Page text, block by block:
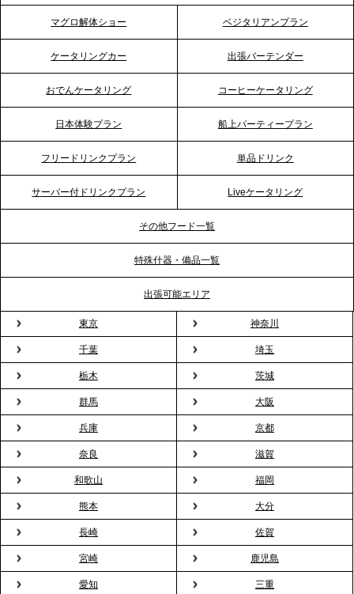
2026.4.21
プレスリリースのご案内｜「温かな食」が会話のス
イッチに。新入社員研修で《食体験としてのケータ
プレスリリースのご案内｜ケータリングのセカンド
テーブル、横浜事務所を新設。神奈川エリアのサー
ビス提供体制を強化し、質の高い「場づくり」をサ
TBS「Nスタ」で、2ndTable「1DISH」の花見オー
ドブルが紹介されました
2026.3.23
プレスリリースのご案内｜入社式の“そのまま懇親
会”が企業で広がる。 新入社員の交流を支える『オフ
ィスケータリング』という新しい活用法
2026.3.20
NHK「ニュースウオッチ9」で、2ndTable「室内花
見」が紹介されました
2026.3.16
プレスリリースのご案内｜2026年、春の親睦は「花
粉レス」な室内花見。福利厚生としても注目され
マグロ解体ショー ベジタリアンプラン
ケータリングカー 出張バーテンダー
おでんケータリング コーヒーケータリング
日本体験プラン 船上パーティープラン
フリードリンクプラン 単品ドリンク
サーバー付ドリンクプラン Liveケータリング
その他フード一覧
特殊什器・備品一覧
出張可能エリア
東京 神奈川
千葉 埼玉
栃木 茨城
群馬 大阪
兵庫 京都
奈良 滋賀
和歌山 福岡
熊本 大分
長崎 佐賀
宮崎 鹿児島
愛知 三重